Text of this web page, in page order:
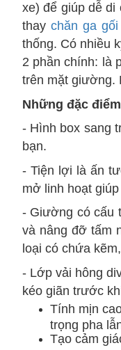
xe)để giúp dễ di
thay chăn ga gối
thống. Có nhiều
2 phần chính: là
trên mặt giường.
Những đặc
- Hình box sang
bạn.
- Tiện lợi là ấn
mở linh hoạt
- Giường có cấu
và nâng đỡ tấm
loại có chứa
- Lớp vải hông
kéo giãn trước
Tính mịn
trọng pha
Tạo cảm